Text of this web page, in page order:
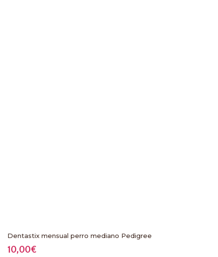
Dentastix mensual perro mediano Pedigree
10,00€